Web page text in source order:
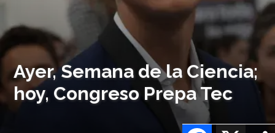
Ayer, Semana de la Ciencia;
hoy, Congreso Prepa Tec
X
Facebook